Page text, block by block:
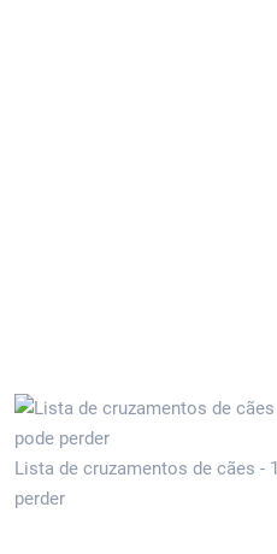
Lista de cruzamentos de cães -
perder